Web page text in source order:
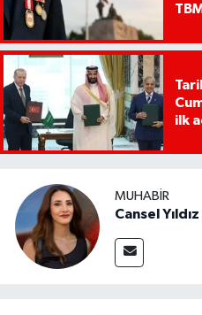
ilk
MUHABIR
Cansel Yıldız